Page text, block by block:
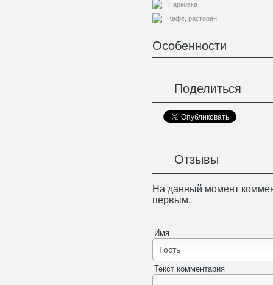
Парковка
Кафе, расторан
Особенности
Поделиться
Отзывы
На данный момент
первым.
Имя
Текст комментария